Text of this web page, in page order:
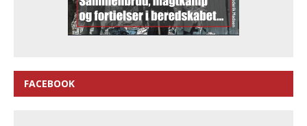
FACEBOOK